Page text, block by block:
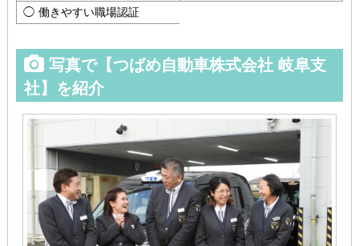
働きやすい職場認証
写真で【つばめ自動車株式会社 岐阜支
社】を紹介